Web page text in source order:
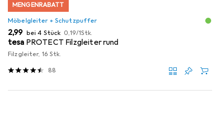
MENGENRABATT
Möbelgleiter + Schutzpuffer
EUR
2,99 bei 4 Stück EUR
0,19/1Stk.
tesa PROTECT Filzgleiter rund
Filzgleiter, 16 Stk.
88